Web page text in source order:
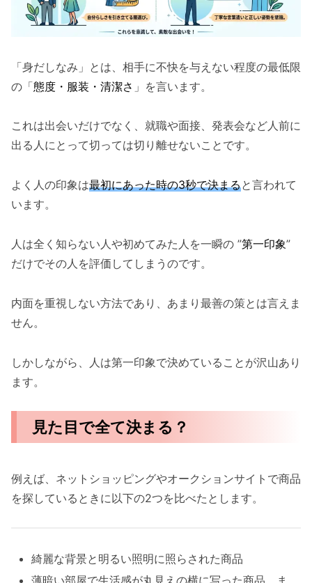
「身だしなみ」とは、相手に不快を与えない程度の最低限
の「態度・服装・清潔さ 」を言います。
これは出会いだけでなく、就職や面接、発表会など人前に
出る人にとって切っては切り離せないことです。
よく人の印象は最初にあった時の3秒で決まると言われて
います。
人は全く知らない人や初めてみた人を一瞬の ”第一印象”
だけでその人を評価してしまうのです。
内面を重視しない方法であり、あまり最善の策とは言えま
せん。
しかしながら、人は第一印象で決めていることが沢山あり
ます。
見た目で全て決まる？
例えば、ネットショッピングやオークションサイトで商品
を探しているときに以下の2つを比べたとします。
綺麗な背景と明るい照明に照らされた商品